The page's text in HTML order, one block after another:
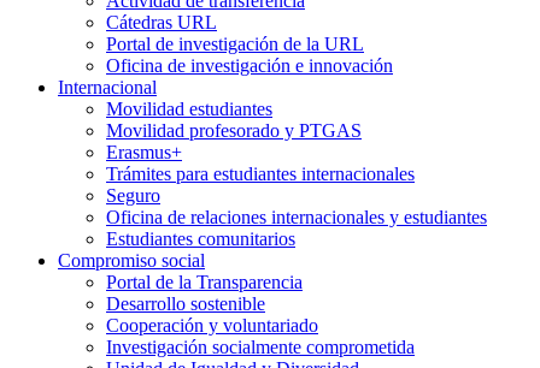
Cátedras URL
Portal de investigación de la URL
Oficina de investigación e innovación
Internacional
Movilidad estudiantes
Movilidad profesorado y PTGAS
Erasmus+
Trámites para estudiantes internacionales
Seguro
Oficina de relaciones internacionales y estudiantes
Estudiantes comunitarios
Compromiso social
Portal de la Transparencia
Desarrollo sostenible
Cooperación y voluntariado
Investigación socialmente comprometida